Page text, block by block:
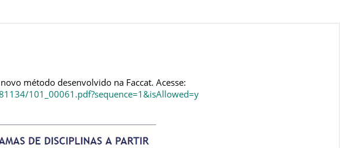
método desenvolvido na Faccat. Acesse:
101_00061.pdf?sequence=1&isAllowed=y